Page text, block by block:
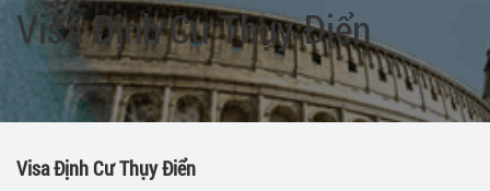
Visa Định Cư Thụy Điển
Visa Định Cư Thụy Điển